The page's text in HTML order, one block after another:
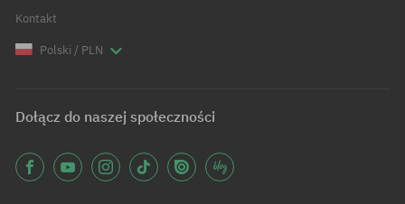
Kontakt
Polski / PLN
Dołącz do naszej społeczności